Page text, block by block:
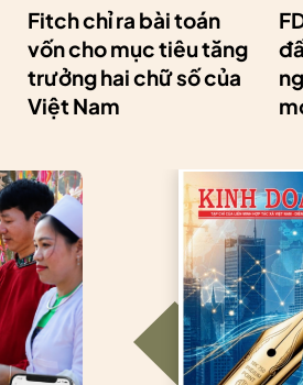
Fitch chỉ ra bài toán
vốn cho mục tiêu tăng
trưởng hai chữ số của
Việt Nam